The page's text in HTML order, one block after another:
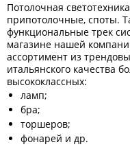
Потолочная
припотолочные, споты.
функциональные трек
магазине нашей
ассортимент из
итальянского качества
высококлассных:
ламп;
бра;
торшеров;
фонарей и др.